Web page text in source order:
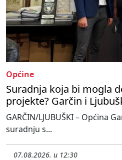
Općine
Suradnja koja bi mogla
projekte? Garčin i
GARČIN/LJUBUŠKI – Općina
suradnju s...
07.08.2026. u 12:30